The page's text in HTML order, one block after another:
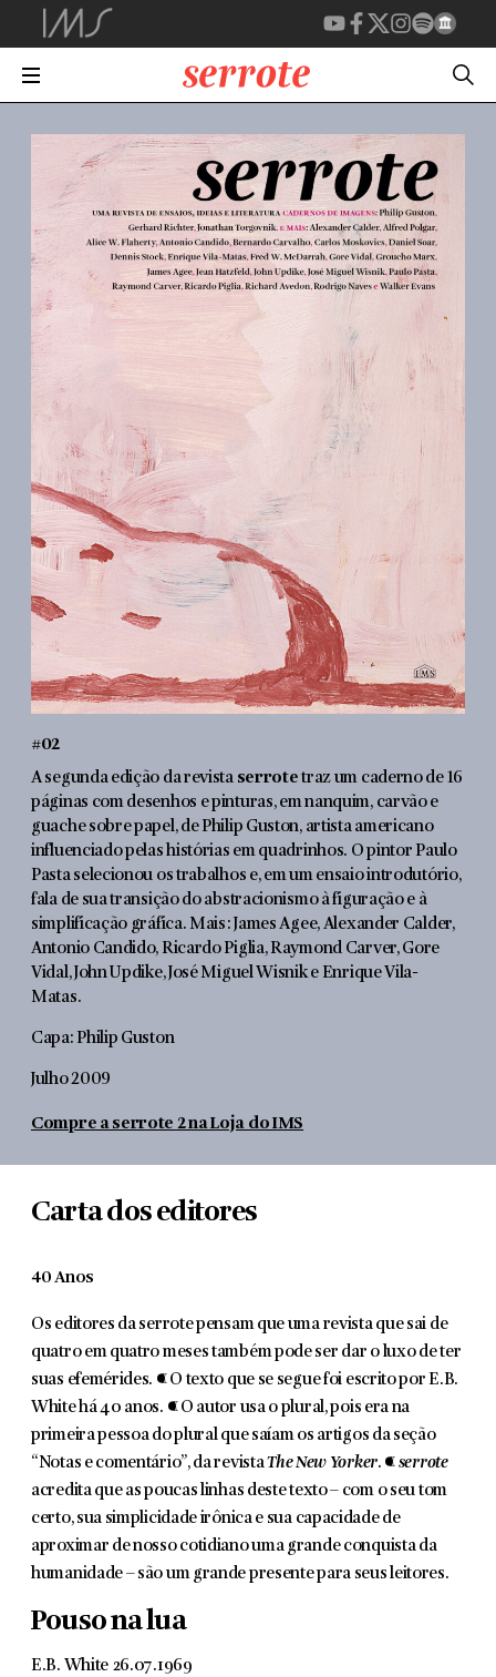
#02
A segunda edição da revista serrotetraz um caderno de 16
páginas com desenhos e pinturas, em nanquim, carvão e
guache sobre papel, de Philip Guston, artista americano
influenciado pelas histórias em quadrinhos. O pintor Paulo
Pasta selecionou os trabalhos e, em um ensaio introdutório,
fala de sua transição do abstracionismo à figuração e à
simplificação gráfica. Mais: James Agee, Alexander Calder,
Antonio Candido, Ricardo Piglia, Raymond Carver, Gore
Vidal, John Updike, José Miguel Wisnik e Enrique Vila-
Matas.
Capa: Philip Guston
Julho 2009
Compre a serrote 2 na Loja do IMS
Carta dos editores
40 Anos
Os editores da serrote pensam que uma revista que sai de
quatro em quatro meses também pode ser dar o luxo de ter
suas efemérides. ¶ O texto que se segue foi escrito por E.B.
White há 40 anos. ¶ O autor usa o plural, pois era na
primeira pessoa do plural que saíam os artigos da seção
“Notas e comentário”, da revistaThe New Yorker. ¶ serrote
acredita que as poucas linhas deste texto – com o seu tom
certo, sua simplicidade irônica e sua capacidade de
aproximar de nosso cotidiano uma grande conquista da
humanidade – são um grande presente para seus leitores.
Pouso na lua
E.B. White 26.07.1969